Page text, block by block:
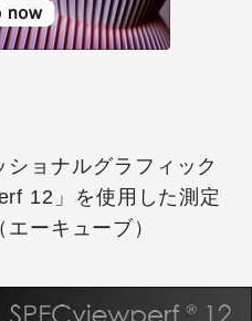
ョナルグラフィック
12」を使用した測定
ーキューブ）